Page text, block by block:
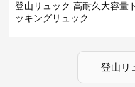
登山リュック 高耐久大容量
ッキングリュック
登山リ